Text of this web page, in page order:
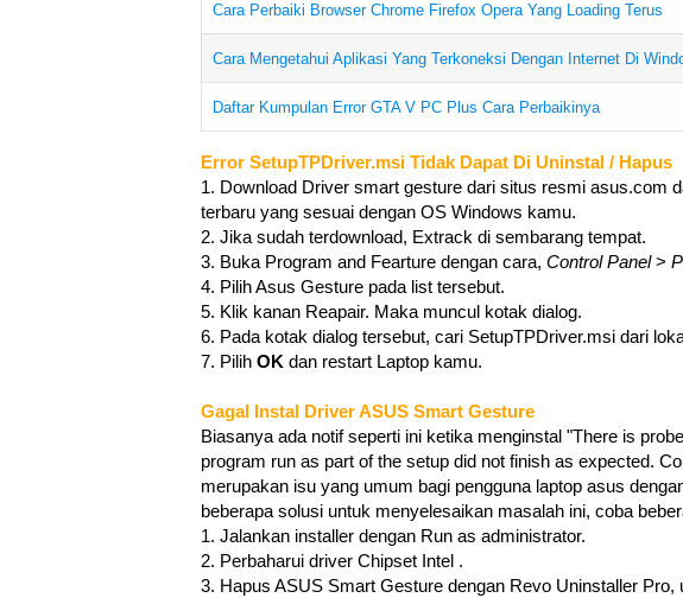
Cara Perbaiki Browser Chrome Firefox Opera Yang Loading Terus
Cara Mengetahui Aplikasi Yang Terkoneksi Dengan Internet Di
Daftar Kumpulan Error GTA V PC Plus Cara Perbaikinya
Error SetupTPDriver.msi Tidak Dapat Di Uninstal / Hapus
1. Download Driver smart gesture dari situs resmi asus.com
terbaru yang sesuai dengan OS Windows kamu.
2. Jika sudah terdownload, Extrack di sembarang tempat.
3. Buka Program and Fearture dengan cara, Control Panel>
4. Pilih Asus Gesture pada list tersebut.
5. Klik kanan Reapair. Maka muncul kotak dialog.
6. Pada kotak dialog tersebut, cari SetupTPDriver.msi dari
7. Pilih OK dan restart Laptop kamu.
Gagal Instal Driver ASUS Smart Gesture
Biasanya ada notif seperti ini ketika menginstal "There is
program run as part of the setup did not finish as expected.
merupakan isu yang umum bagi pengguna laptop asus
beberapa solusi untuk menyelesaikan masalah ini, coba
1. Jalankan installer dengan Run as administrator.
2. Perbaharui driver Chipset Intel .
3. Hapus ASUS Smart Gesture dengan Revo Uninstaller